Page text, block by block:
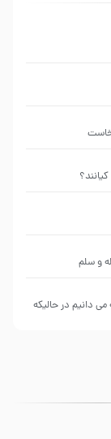
و سلم
می دانیم در حالیکه